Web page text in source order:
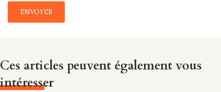
ENVOYER
Ces articles peuvent également vous
intéresser